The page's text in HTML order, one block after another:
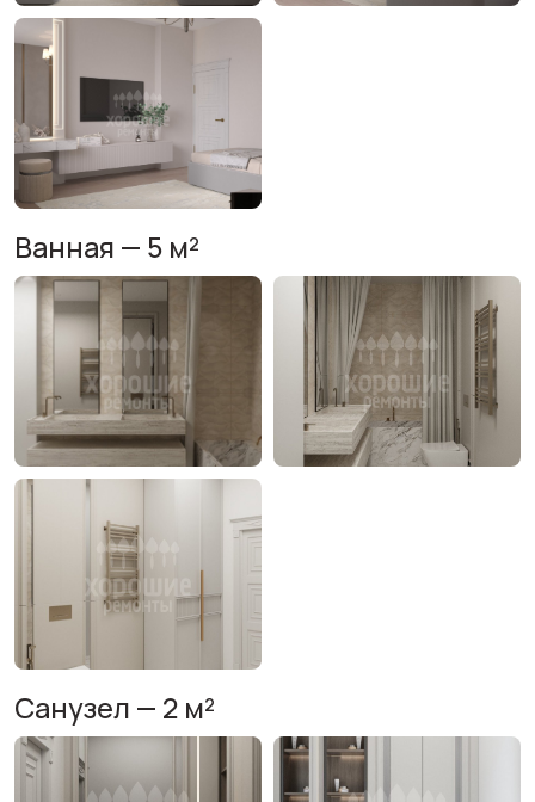
Ванная — 5 м²
Санузел — 2 м²